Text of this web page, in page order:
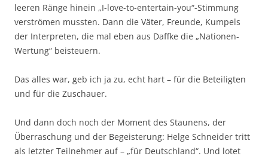
leeren Ränge hinein „I-love-to-entertain-you“-Stimmung
verströmen mussten. Dann die Väter, Freunde, Kumpels
der Interpreten, die mal eben aus Daffke die „Nationen-
Wertung“ beisteuern.
Das alles war, geb ich ja zu, echt hart – für die Beteiligten
und für die Zuschauer.
Und dann doch noch der Moment des Staunens, der
Überraschung und der Begeisterung: Helge Schneider tritt
als letzter Teilnehmer auf – „für Deutschland“. Und lotet